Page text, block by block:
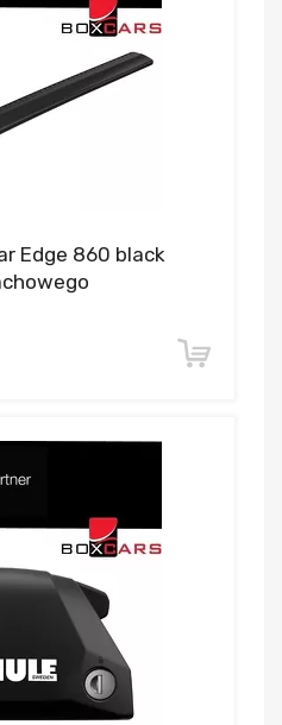
Edge 860 black